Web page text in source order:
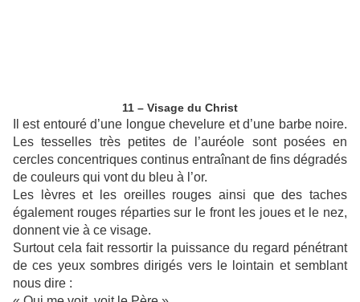
11 – Visage du Christ
Il est entouré d’une longue chevelure et d’une barbe noire.
Les tesselles très petites de l’auréole sont posées en
cercles concentriques continus entraînant de fins dégradés
de couleurs qui vont du bleu à l’or.
Les lèvres et les oreilles rouges ainsi que des taches
également rouges réparties sur le front les joues et le nez,
donnent vie à ce visage.
Surtout cela fait ressortir la puissance du regard pénétrant
de ces yeux sombres dirigés vers le lointain et semblant
nous dire :